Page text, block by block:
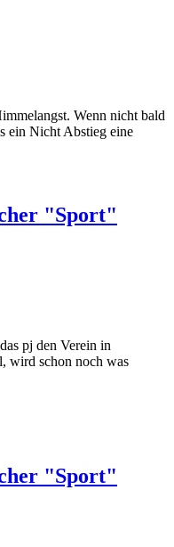
Wenn nicht bald
ein Nicht Abstieg eine
"Sport"
pj den Verein in
wird schon noch was
"Sport"